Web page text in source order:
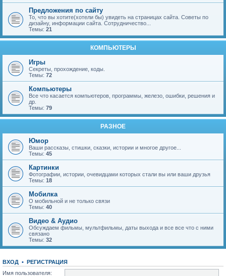
Предложения по сайту
То, что вы хотите(хотели бы) увидеть на страницах сайта. Советы по
дизайну, информации сайта. Сотрудничество...
Темы: 21
КОМПЬЮТЕРЫ
Игры
Секреты, прохождение, коды.
Темы: 72
Компьютеры
Все что касается компьютеров, программы, железо, ошибки, решения и
др.
Темы: 79
РАЗНОЕ
Юмор
Ваши рассказы, стишки, сказки, истории и многое другое...
Темы: 45
Картинки
Фотографии, истории, очевидцами которых стали вы или ваши друзья
Темы: 18
Мобилка
О мобильной и не только связи
Темы: 40
Видео & Аудио
Обсуждаем фильмы, мультфильмы, даты выхода и все все что с ними
связано
Темы: 32
ВХОД • РЕГИСТРАЦИЯ
Имя пользователя: